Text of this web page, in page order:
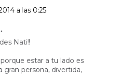
a las 0:25
Nati!!
estar a tu lado es
gran persona, divertida,